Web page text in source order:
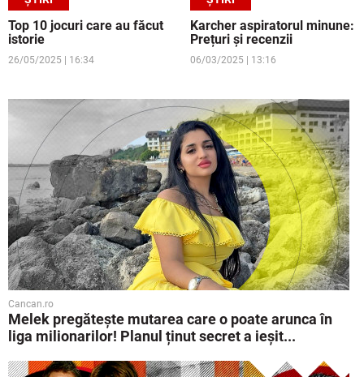
Top 10 jocuri care au făcut
istorie
26/05/2025 | 16:34
Karcher aspiratorul minune:
Prețuri și recenzii
06/03/2025 | 13:16
Cancan.ro
Melek pregătește mutarea care o poate arunca în
liga milionarilor! Planul ținut secret a ieșit...